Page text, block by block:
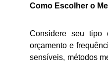
Como Escolher o
Considere seu tipo
orçamento e
sensíveis, métodos